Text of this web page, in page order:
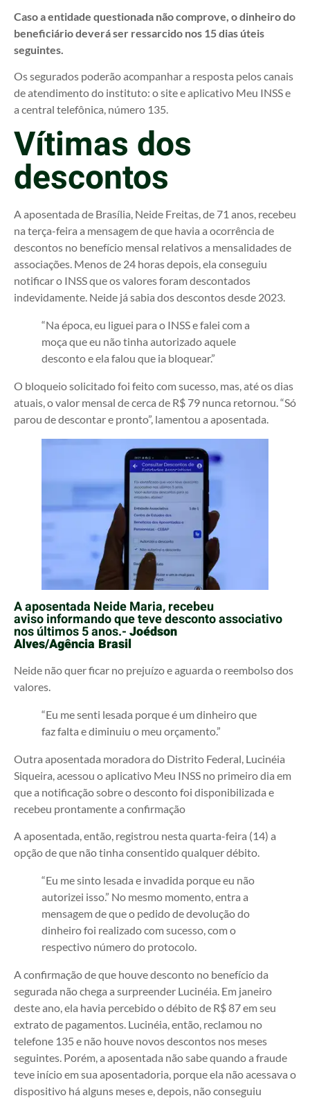
Caso a entidade questionada não comprove, o dinheiro do
beneficiário deverá ser ressarcido nos 15 dias úteis
seguintes.
Os segurados poderão acompanhar a resposta pelos canais
de atendimento do instituto: o site e aplicativo Meu INSS e
a central telefônica, número 135.
Vítimas dos
descontos
A aposentada de Brasília, Neide Freitas, de 71 anos, recebeu
na terça-feira a mensagem de que havia a ocorrência de
descontos no benefício mensal relativos a mensalidades de
associações. Menos de 24 horas depois, ela conseguiu
notificar o INSS que os valores foram descontados
indevidamente. Neide já sabia dos descontos desde 2023.
“Na época, eu liguei para o INSS e falei com a
moça que eu não tinha autorizado aquele
desconto e ela falou que ia bloquear.”
O bloqueio solicitado foi feito com sucesso, mas, até os dias
atuais, o valor mensal de cerca de R$ 79 nunca retornou. “Só
parou de descontar e pronto”, lamentou a aposentada.
A aposentada Neide Maria, recebeu
aviso informando que teve desconto associativo
nos últimos 5 anos.-Joédson
Alves/Agência Brasil
Neide não quer ficar no prejuízo e aguarda o reembolso dos
valores.
“Eu me senti lesada porque é um dinheiro que
faz falta e diminuiu o meu orçamento.”
Outra aposentada moradora do Distrito Federal, Lucinéia
Siqueira, acessou o aplicativo Meu INSS no primeiro dia em
que a notificação sobre o desconto foi disponibilizada e
recebeu prontamente a confirmação
A aposentada, então, registrou nesta quarta-feira (14) a
opção de que não tinha consentido qualquer débito.
“Eu me sinto lesada e invadida porque eu não
autorizei isso.” No mesmo momento, entra a
mensagem de que o pedido de devolução do
dinheiro foi realizado com sucesso, com o
respectivo número do protocolo.
A confirmação de que houve desconto no benefício da
segurada não chega a surpreender Lucinéia. Em janeiro
deste ano, ela havia percebido o débito de R$ 87 em seu
extrato de pagamentos. Lucinéia, então, reclamou no
telefone 135 e não houve novos descontos nos meses
seguintes. Porém, a aposentada não sabe quando a fraude
teve início em sua aposentadoria, porque ela não acessava o
dispositivo há alguns meses e, depois, não conseguiu